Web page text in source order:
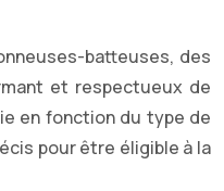
batteuses, des
et respectueux de
en fonction du type de
pour être éligible à la